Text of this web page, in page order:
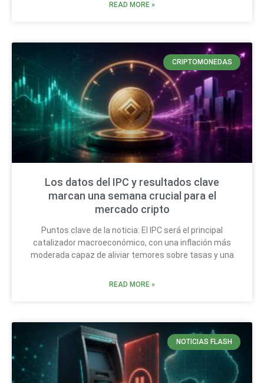
READ MORE »
CRIPTOMONEDAS
Los datos del IPC y resultados clave
marcan una semana crucial para el
mercado cripto
Puntos clave de la noticia: El IPC será el principal
catalizador macroeconómico, con una inflación más
moderada capaz de aliviar temores sobre tasas y una
READ MORE »
NOTICIAS FLASH